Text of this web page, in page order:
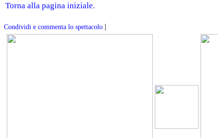
Torna alla pagina iniziale.
Condividi e commenta lo spettacolo |